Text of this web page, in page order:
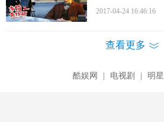
生活照欣赏
2017-04-24 16:46:16
查看更多
酷娱网 | 电视剧 | 明星